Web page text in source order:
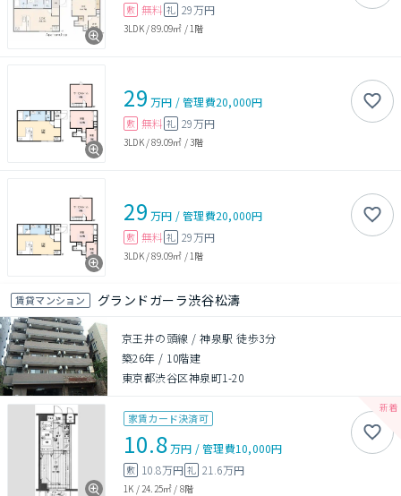
敷 無料 礼 29万円
3LDK/89.09㎡ / 1階
29 万円 /管理費20,000円
敷 無料 礼 29万円
3LDK/89.09㎡ /3階
29 万円 /管理費20,000円
敷 無料 礼 29万円
3LDK/89.09㎡ / 1階
賃貸マンション グランドガーラ渋谷松濤
京王井の頭線 / 神泉駅 徒歩3分
築26年 / 10階建
東京都渋谷区神泉町1-20
家賃カード決済可
10.8万円 /管理費10,000円
敷 10.8万円 礼 21.6万円
1K /24.25㎡ / 8階